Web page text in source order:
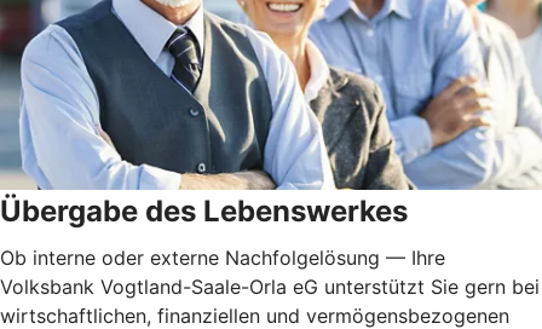
Übergabe des Lebenswerkes
Ob interne oder externe Nachfolgelösung — Ihre
Volksbank Vogtland-Saale-Orla eG unterstützt Sie gern bei
wirtschaftlichen, finanziellen und vermögensbezogenen